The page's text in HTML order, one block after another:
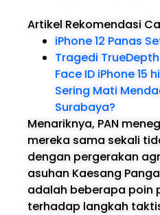
Artikel Rekomendasi
iPhone 12 Panas
Tragedi
Face ID iPhone 15
Sering Mati
Surabaya?
Menariknya, PAN
mereka sama sekali
dengan pergerakan
asuhan Kaesang
adalah beberapa poin
terhadap langkah